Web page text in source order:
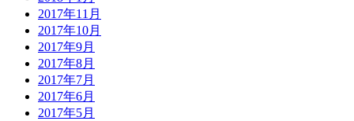
2017年11月
2017年10月
2017年9月
2017年8月
2017年7月
2017年6月
2017年5月